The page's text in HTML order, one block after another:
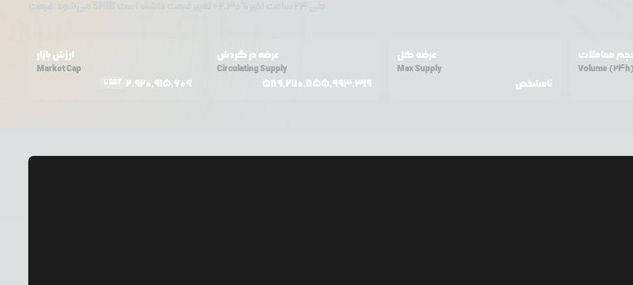
ارزش بازار
Market Cap
USDT 2,920,915,609
عرضه در گردش
Circulating Supply
589,270,855,993,319
عرضه کل
Max Supply
نامشخص
معاملات
Volume (24h)